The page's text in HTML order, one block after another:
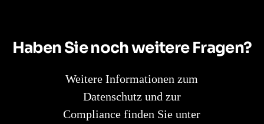
Haben Sie noch weitere Fragen?
Weitere Informationen zum
Datenschutz und zur
Compliance finden Sie unter